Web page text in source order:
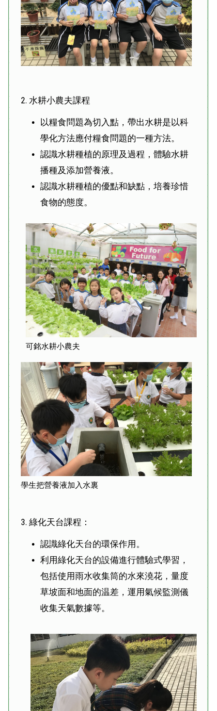
2. 水耕小農夫課程
以糧食問題為切入點，帶出水耕是以科
學化方法應付糧食問題的一種方法。
認識水耕種植的原理及過程，體驗水耕
播種及添加營養液。
認識水耕種植的優點和缺點，培養珍惜
食物的態度。
可銘水耕小農夫
學生把營養液加入水裏
3. 綠化天台課程：
認識綠化天台的環保作用。
利用綠化天台的設備進行體驗式學習，
包括使用雨水收集筒的水來澆花，量度
草坡面和地面的温差，運用氣候監測儀
收集天氣數據等。